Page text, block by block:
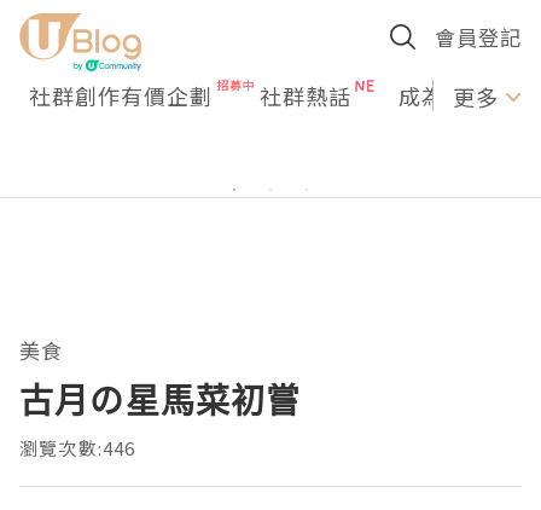
會員登記
社群創作有價企劃 社群熱話 成為U更多
美食
古月の星馬菜初嘗
瀏覽次數:446